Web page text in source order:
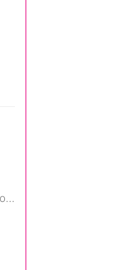
Naznaczony: Wyjście z mrocznego wymiaru